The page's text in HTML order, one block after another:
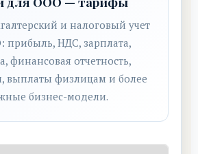
и налоговый учет
прибыль, НДС, зарплата,
финансовая отчетность,
выплаты физлицам и более
бизнес-модели.